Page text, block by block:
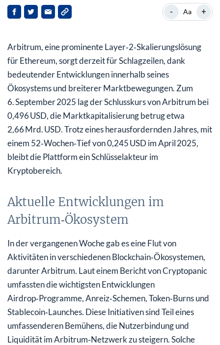
Aktuelle Entwicklungen im Arbitrum‑Ökosystem
Implikationen für Arbitrum und seine Stakeholder
Ausblick
- Aa +
Arbitrum, eine prominente Layer‑2‑Skalierungslösung
für Ethereum, sorgt derzeit für Schlagzeilen, dank
bedeutender Entwicklungen innerhalb seines
Ökosystems und breiterer Marktbewegungen. Zum
6. September 2025 lag der Schlusskurs von Arbitrum bei
0,496 USD, die Marktkapitalisierung betrug etwa
2,66 Mrd. USD. Trotz eines herausfordernden Jahres, mit
einem 52‑Wochen‑Tief von 0,245 USD im April 2025,
bleibt die Plattform ein Schlüsselakteur im
Kryptobereich.
Aktuelle Entwicklungen im
Arbitrum‑Ökosystem
In der vergangenen Woche gab es eine Flut von
Aktivitäten in verschiedenen Blockchain‑Ökosystemen,
darunter Arbitrum. Laut einem Bericht von Cryptopanic
umfassten die wichtigsten Entwicklungen
Airdrop‑Programme, Anreiz‑Schemen, Token‑Burns und
Stablecoin‑Launches. Diese Initiativen sind Teil eines
umfassenderen Bemühens, die Nutzerbindung und
Liquidität im Arbitrum‑Netzwerk zu steigern. Solche